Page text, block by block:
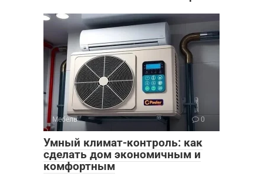
Мебель 0
Умный климат-контроль: как
сделать дом экономичным и
комфортным